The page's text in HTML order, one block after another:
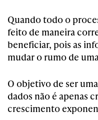
Quando todo o
feito de maneira
beneficiar, pois as
mudar o rumo de
O objetivo de ser
dados não é apenas
crescimento